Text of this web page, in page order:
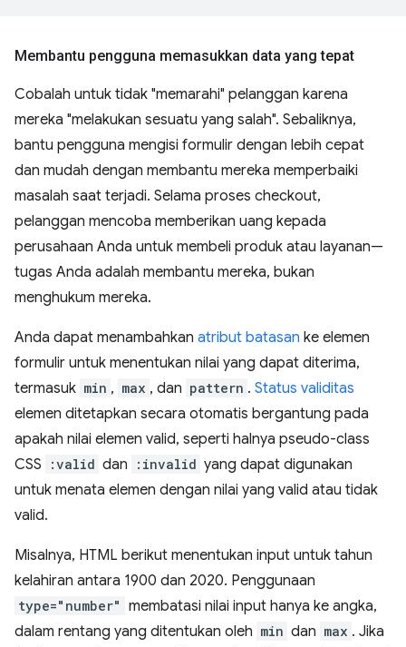
Membantu pengguna memasukkan data yang tepat
Cobalah untuk tidak "memarahi" pelanggan karena
mereka "melakukan sesuatu yang salah". Sebaliknya,
bantu pengguna mengisi formulir dengan lebih cepat
dan mudah dengan membantu mereka memperbaiki
masalah saat terjadi. Selama proses checkout,
pelanggan mencoba memberikan uang kepada
perusahaan Anda untuk membeli produk atau layanan—
tugas Anda adalah membantu mereka, bukan
menghukum mereka.
Anda dapat menambahkan atribut batasan ke elemen
formulir untuk menentukan nilai yang dapat diterima,
termasuk min , max , dan pattern . Status validitas
elemen ditetapkan secara otomatis bergantung pada
apakah nilai elemen valid, seperti halnya pseudo-class
CSS
:valid dan :invalid yang dapat digunakan
untuk menata elemen dengan nilai yang valid atau tidak
valid.
Misalnya, HTML berikut menentukan input untuk tahun
kelahiran antara 1900 dan 2020. Penggunaan
type="number" membatasi nilai input hanya ke angka,
dalam rentang yang ditentukan oleh min dan max . Jika